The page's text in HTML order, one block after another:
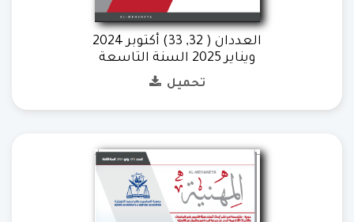
العددان ( 32, 33) أكتوبر 2024
ويناير 2025 السنة التاسعة
تحميل